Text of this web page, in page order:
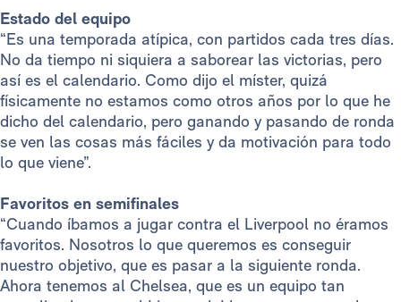
Estado del equipo
“Es una temporada atípica, con partidos cada tres días.
No da tiempo ni siquiera a saborear las victorias, pero
así es el calendario. Como dijo el míster, quizá
físicamente no estamos como otros años por lo que he
dicho del calendario, pero ganando y pasando de ronda
se ven las cosas más fáciles y da motivación para todo
lo que viene”.
Favoritos en semifinales
“Cuando íbamos a jugar contra el Liverpool no éramos
favoritos. Nosotros lo que queremos es conseguir
nuestro objetivo, que es pasar a la siguiente ronda.
Ahora tenemos al Chelsea, que es un equipo tan